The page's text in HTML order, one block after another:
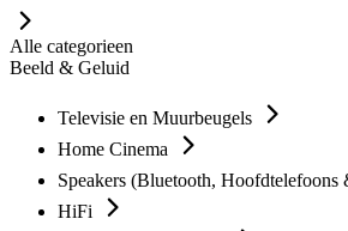
Alle categorieen
Beeld & Geluid
Televisie en Muurbeugels
Home Cinema
Speakers (Bluetooth, Hoofdtelefoons
HiFi